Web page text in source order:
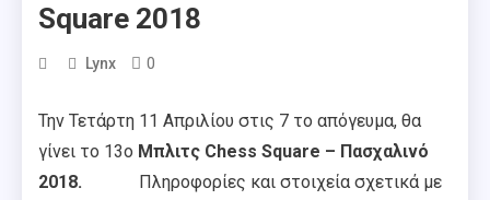
Square 2018
Lynx 0
Την Τετάρτη 11 Απριλίου στις 7 το απόγευμα, θα
γίνει το 13ο Μπλιτς Chess Square – Πασχαλινό
2018.
Πληροφορίες και στοιχεία σχετικά με